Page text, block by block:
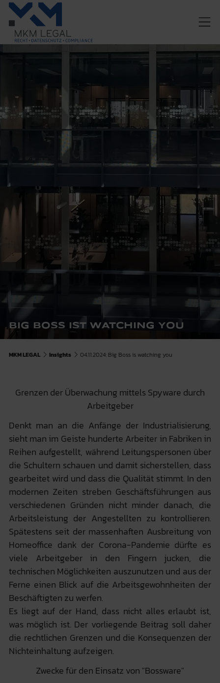
BIG BOSS IST WATCHING YOU
MKM LEGAL Insights 04.11.2024: Big Boss is watching you
Grenzen der Überwachung mittels Spyware durch
Arbeitgeber
Denkt man an die Anfänge der Industrialisierung,
sieht man im Geiste hunderte Arbeiter in Fabriken in
Reihen aufgestellt, während Leitungspersonen über
die Schultern schauen und damit sicherstellen, dass
gearbeitet wird und dass die Qualität stimmt. In den
modernen Zeiten streben Geschäftsführungen aus
verschiedenen Gründen nicht minder danach, die
Arbeitsleistung der Angestellten zu kontrollieren.
Spätestens seit der massenhaften Ausbreitung von
Homeoffice dank der Corona-Pandemie dürfte es
viele Arbeitgeber in den Fingern jucken, die
technischen Möglichkeiten auszunutzen und aus der
Ferne einen Blick auf die Arbeitsgewohnheiten der
Beschäftigten zu werfen.
Es liegt auf der Hand, dass nicht alles erlaubt ist,
was möglich ist. Der vorliegende Beitrag soll daher
die rechtlichen Grenzen und die Konsequenzen der
Nichteinhaltung aufzeigen.
Zwecke für den Einsatz von "Bossware"